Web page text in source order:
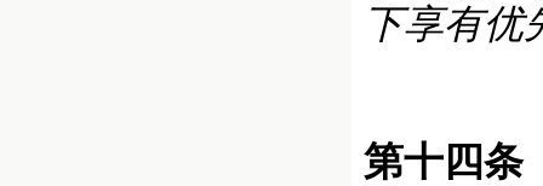
下享有优
第十四条